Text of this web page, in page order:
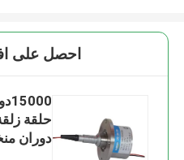
احصل على
حلقة
دوران